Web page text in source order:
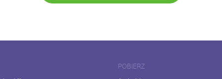
POBIERZ